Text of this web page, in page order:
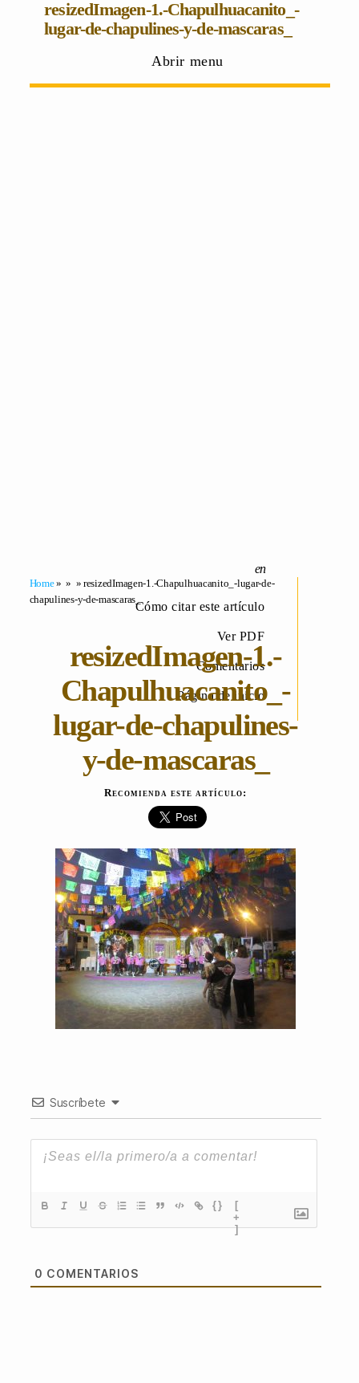
resizedImagen-1.-Chapulhuacanito_-
lugar-de-chapulines-y-de-mascaras_
Abrir menu
Cómo citar este artículo
Ver PDF
Comentarios
Página de inicio
Home» » » resizedImagen-1.-Chapulhuacanito_-lugar-de-
chapulines-y-de-mascaras_
resizedImagen-1.-
Chapulhuacanito_-
lugar-de-chapulines-
y-de-mascaras_
Recomienda este artículo:
Suscríbete
{}
[
+
]
0 COMENTARIOS